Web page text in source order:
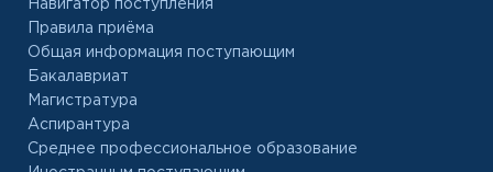
Навигатор поступления
Правила приёма
Общая информация поступающим
Бакалавриат
Магистратура
Аспирантура
Среднее профессиональное образование